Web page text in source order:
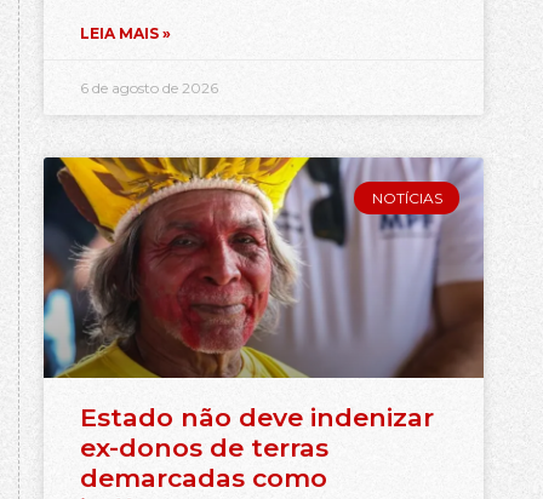
LEIA MAIS »
6 de agosto de 2026
NOTÍCIAS
Estado não deve indenizar
ex-donos de terras
demarcadas como